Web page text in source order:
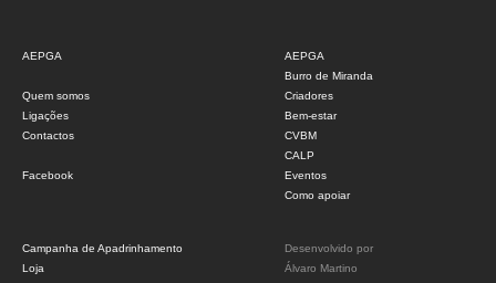
AEPGA
Quem somos
Ligações
Contactos
Facebook
AEPGA
Burro de Miranda
Criadores
Bem-estar
CVBM
CALP
Eventos
Como apoiar
Campanha de Apadrinhamento
Loja
Desenvolvido por
Álvaro Martino